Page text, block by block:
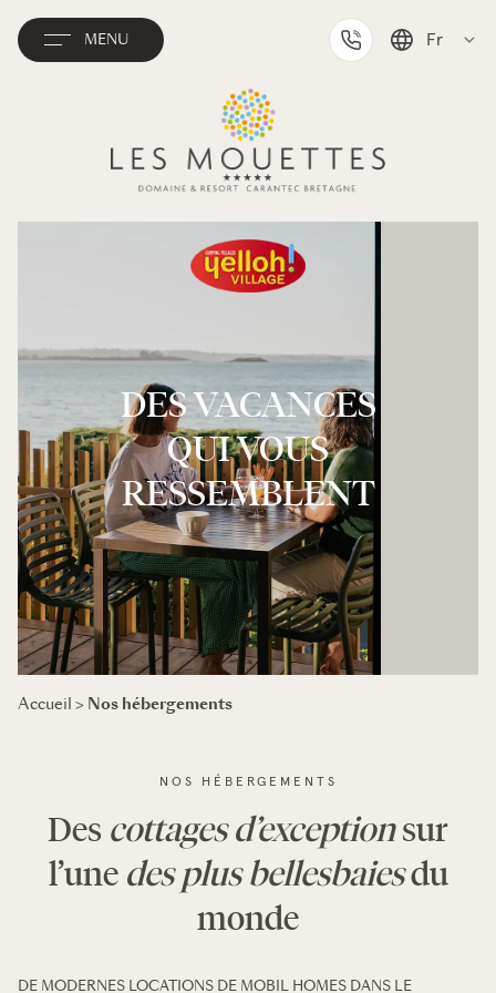
MENU Fr
Nederlands
DES VACANCES
QUI VOUS
RESSEMBLENT
Accueil > Nos hébergements
NOS HÉBERGEMENTS
Des cottages d’exceptionsur
l’une des plus bellesbaiesdu
monde
DE MODERNES LOCATIONS DE MOBIL HOMES DANS LE